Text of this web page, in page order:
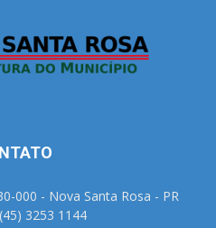
000 - Nova Santa Rosa - PR
3253 1144